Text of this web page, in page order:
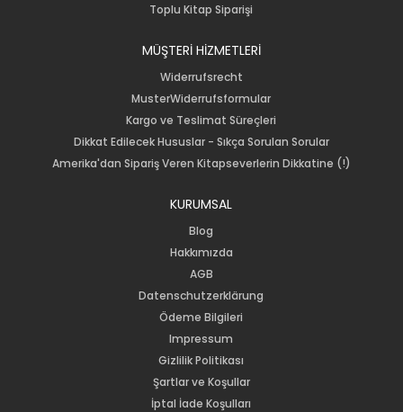
Toplu Kitap Siparişi
MÜŞTERİ HİZMETLERİ
Widerrufsrecht
MusterWiderrufsformular
Kargo ve Teslimat Süreçleri
Dikkat Edilecek Hususlar - Sıkça Sorulan Sorular
Amerika'dan Sipariş Veren Kitapseverlerin Dikkatine (!)
KURUMSAL
Blog
Hakkımızda
AGB
Datenschutzerklärung
Ödeme Bilgileri
Impressum
Gizlilik Politikası
Şartlar ve Koşullar
İptal İade Koşulları